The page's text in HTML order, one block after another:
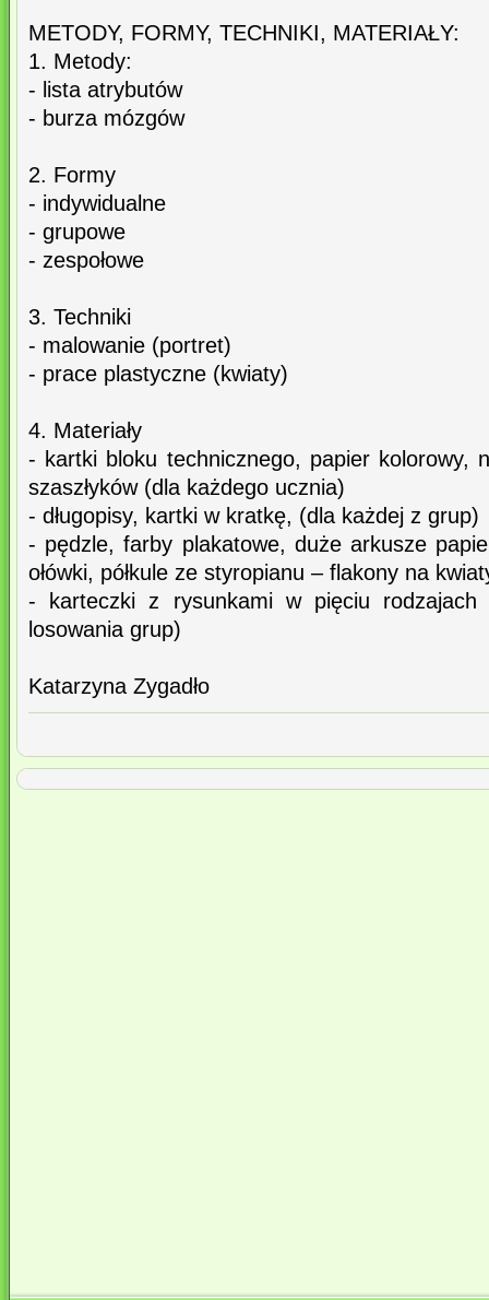
METODY, FORMY, TECHNIKI, MATERIAŁY:
1. Metody:
- lista atrybutów
- burza mózgów
2. Formy
- indywidualne
- grupowe
- zespołowe
3. Techniki
- malowanie (portret)
- prace plastyczne (kwiaty)
4. Materiały
- kartki bloku technicznego, papier kolorowy,
szaszłyków (dla każdego ucznia)
- długopisy, kartki w kratkę, (dla każdej z grup)
- pędzle, farby plakatowe, duże arkusze
ołówki, półkule ze styropianu – flakony na
- karteczki z rysunkami w pięciu
losowania grup)
Katarzyna Zygadło